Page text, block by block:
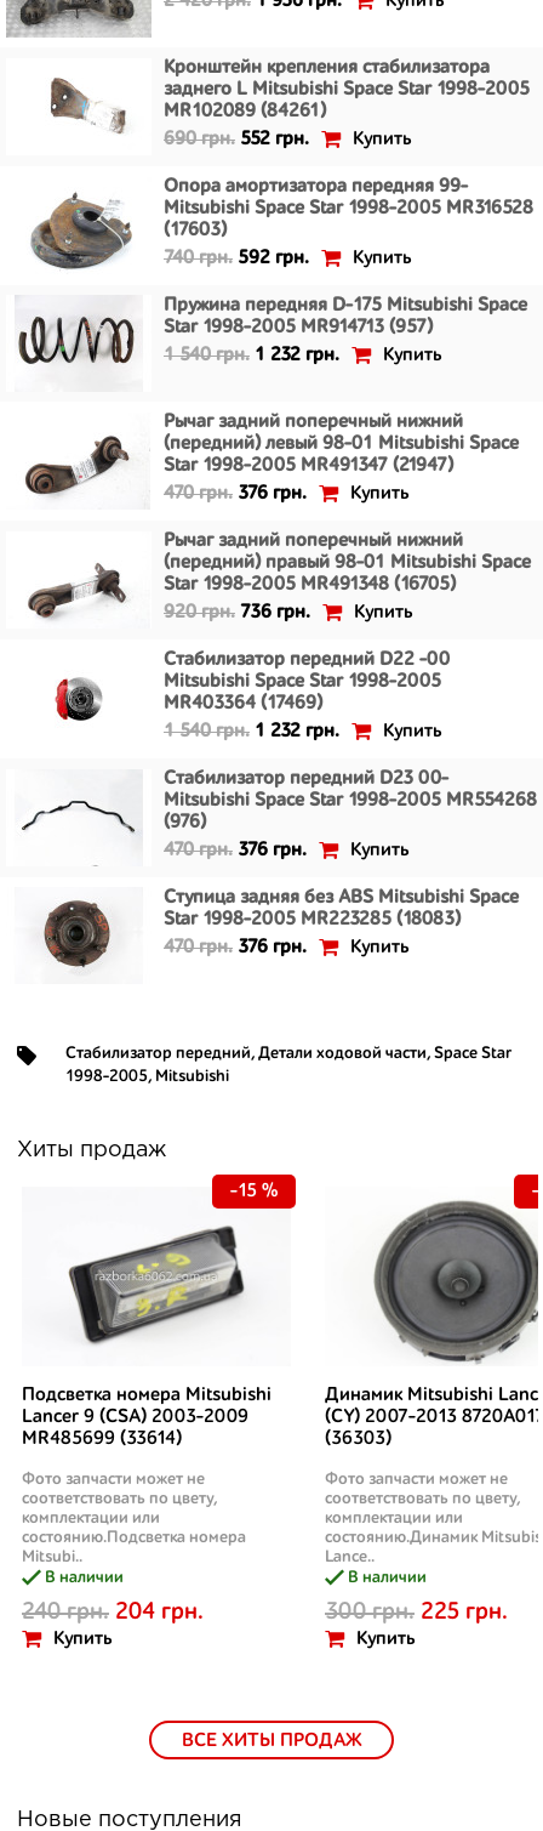
Кронштейн крепления стабилизатора
заднего L Mitsubishi Space Star 1998-2005
MR102089 (84261)
690 грн. 552 грн. Купить
Опора амортизатора передняя 99-
Mitsubishi Space Star 1998-2005 MR316528
(17603)
740 грн. 592 грн. Купить
Пружина передняя D-175 Mitsubishi Space
Star 1998-2005 MR914713 (957)
1 540 грн. 1 232 грн. Купить
Рычаг задний поперечный нижний
(передний) левый 98-01 Mitsubishi Space
Star 1998-2005 MR491347 (21947)
470 грн. 376 грн. Купить
Рычаг задний поперечный нижний
(передний) правый 98-01 Mitsubishi Space
Star 1998-2005 MR491348 (16705)
920 грн. 736 грн. Купить
Стабилизатор передний D22 -00
Mitsubishi Space Star 1998-2005
MR403364 (17469)
1 540 грн. 1 232 грн. Купить
Стабилизатор передний D23 00-
Mitsubishi Space Star 1998-2005 MR554268
(976)
470 грн. 376 грн. Купить
Ступица задняя без ABS Mitsubishi Space
Star 1998-2005 MR223285 (18083)
470 грн. 376 грн. Купить
Стабилизатор передний, Детали ходовой части, Space Star
1998-2005, Mitsubishi
Хиты продаж
Подсветка номера Mitsubishi
Lancer 9 (CSA) 2003-2009
MR485699 (33614)
Фото запчасти может не
соответствовать по цвету,
комплектации или
состоянию.Подсветка номера
Mitsubi..
В наличии
240 грн. 204 грн.
Купить
-15 %
Динамик Mitsubishi
(CY) 2007-2013
(36303)
Фото запчасти может не
соответствовать по цвету,
комплектации или
состоянию.Динамик
Lance..
В наличии
300 грн. 225 грн.
Купить
-
ВСЕ ХИТЫ ПРОДАЖ
Новые поступления